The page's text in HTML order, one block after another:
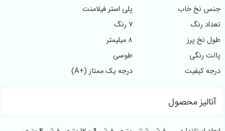
جنس نخ خاب
پلی استر فیلامنت
تعداد رنگ
7 رنگ
طول نخ پرز
8 میلیمتر
پالت رنگی
طوسی
درجه کیفیت
درجه یک ممتاز (+A)
آنالیز محصول